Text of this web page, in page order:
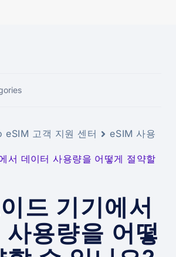
eSIM 고객 지원 센터 eSIM 사용
서 데이터 사용량을 어떻게 절약할
드 기기에서
사용량을 어떻